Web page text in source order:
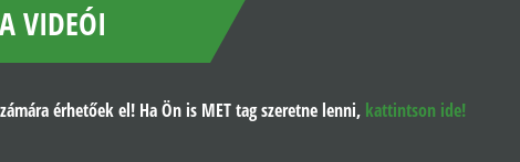
VIDEÓI
érhetőek el! Ha Ön is MET tag szeretne lenni, kattintson ide!